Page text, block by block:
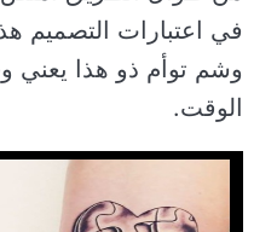
في اعتبارات التصميم
وشم توأم ذو هذا
الوقت.